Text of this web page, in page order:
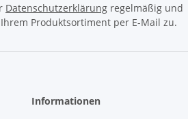
Datenschutzerklärung regelmäßig und
Produktsortiment per E-Mail zu.
Informationen